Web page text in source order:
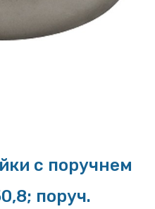
с поручнем
поруч.